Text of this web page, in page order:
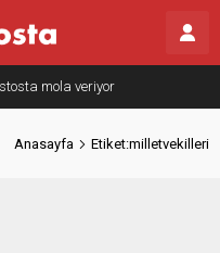
mola veriyor
Anasayfa Etiket:milletvekilleri